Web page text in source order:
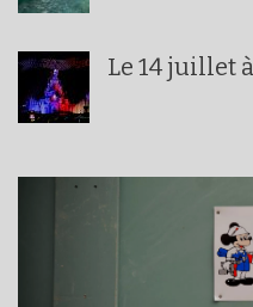
Le 14 juillet